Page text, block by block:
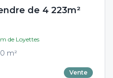
de 4 223m²
de Loyettes
m²
Vente